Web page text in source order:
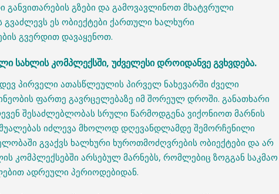
განვითარების გზები და გამოვავლინოთ მხატვრული
ეს ობიექტები ქართული ხალხური
გვერდით დავაყენოთ.
სახლის კომპლექსში, უძველესი დროიდანვე გვხვდება.
პირველი ათასწლეულის პირველ ნახევარში ძველი
ფართე გავრცელებაზე იმ შორეულ დროში. განათხარი
შესაძლებლობას სრული წარმოდგენა ვიქონიოთ მარნის
იძლევა მხოლოდ დღევანდლამდე შემორჩენილი
გვაქვს ხალხური ხუროთმოძღვრების ობიექტები და არ
კომპლექსებში არსებულ მარნებს, რომლებიც ზოგგან საკმაო
ადრეული პერიოდებიდან.